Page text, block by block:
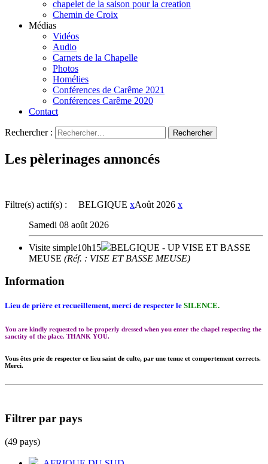
chapelet de la saison pour la creation
Chemin de Croix
Médias
Vidéos
Audio
Carnets de la Chapelle
Photos
Homélies
Conférences de Carême 2021
Conférences Carême 2020
Contact
Rechercher :
Les pèlerinages annoncés
Filtre(s) actif(s) : BELGIQUE xAoût 2026 x
Samedi 08 août 2026
Visite simple10h15 BELGIQUE - UP VISE ET BASSE
MEUSE (Réf. : VISE ET BASSE MEUSE)
Information
Lieu de prière et recueillement, merci de respecter le SILENCE.
You are kindly requested to be properly dressed when you enter the chapel respecting the
sanctity of the place. THANK YOU.
Vous êtes prie de respecter ce lieu saint de culte, par une tenue et comportement corrects.
Merci.
Filtrer par pays
(49 pays)